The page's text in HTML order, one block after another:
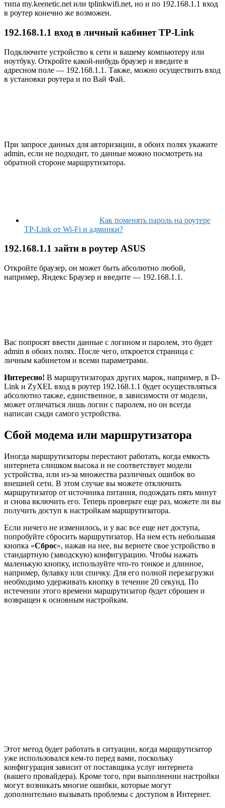
типа my.keenetic.net или tplinkwifi.net, но и по 192.168.1.1 вход
в роутер конечно же возможен.
192.168.1.1 вход в личный кабинет TP-Link
Подключите устройство к сети и вашему компьютеру или
ноутбуку. Откройте какой-нибудь браузер и введите в
адресном поле — 192.168.1.1. Также, можно осуществить вход
в установки роутера и по Вай Фай.
При запросе данных для авторизации, в обоих полях укажите
admin, если не подходит, то данные можно посмотреть на
обратной стороне маршрутизатора.
Как поменять пароль на роутере
TP-Link от Wi-Fi и админки?
192.168.1.1 зайти в роутер ASUS
Откройте браузер, он может быть абсолютно любой,
например, Яндекс Браузер и введите — 192.168.1.1.
Вас попросят ввести данные с логином и паролем, это будет
admin в обоих полях. После чего, откроется страница с
личным кабинетом и всеми параметрами.
Интересно! В маршрутизаторах других марок, например, в D-
Link и ZyXEL вход в роутер 192.168.1.1 будет осуществляться
абсолютно также, единственное, в зависимости от модели,
может отличаться лишь логин с паролем, но он всегда
написан сзади самого устройства.
Сбой модема или маршрутизатора
Иногда маршрутизаторы перестают работать, когда емкость
интернета слишком высока и не соответствует модели
устройства, или из-за множества различных ошибок во
внешней сети. В этом случае вы можете отключить
маршрутизатор от источника питания, подождать пять минут
и снова включить его. Теперь проверьте еще раз, можете ли вы
получить доступ к настройкам маршрутизатора.
Если ничего не изменилось, и у вас все еще нет доступа,
попробуйте сбросить маршрутизатор. На нем есть небольшая
кнопка «Сброс», нажав на нее, вы вернете свое устройство в
стандартную (заводскую) конфигурацию. Чтобы нажать
маленькую кнопку, используйте что-то тонкое и длинное,
например, булавку или спичку. Для его полной перезагрузки
необходимо удерживать кнопку в течение 20 секунд. По
истечении этого времени маршрутизатор будет сброшен и
возвращен к основным настройкам.
Этот метод будет работать в ситуации, когда маршрутизатор
уже использовался кем-то перед вами, поскольку
конфигурация зависит от поставщика услуг интернета
(вашего провайдера). Кроме того, при выполнении настройки
могут возникать многие ошибки, которые могут
дополнительно вызывать проблемы с доступом в Интернет.